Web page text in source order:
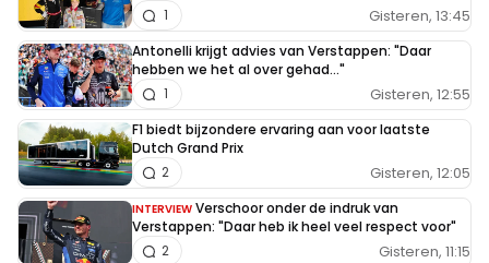
Gisteren, 13:45
1
Antonelli krijgt advies van Verstappen: "Daar
hebben we het al over gehad..."
Gisteren, 12:55
1
F1 biedt bijzondere ervaring aan voor laatste
Dutch Grand Prix
Gisteren, 12:05
2
INTERVIEW Verschoor onder de indruk van
Verstappen: "Daar heb ik heel veel respect voor"
Gisteren, 11:15
2